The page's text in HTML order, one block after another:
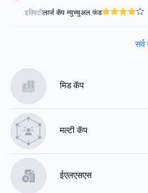
इक्विटीलार्ज कॅप म्युच्युअल फंड
मिड कॅप
मल्टी कॅप
ईएलएसएस